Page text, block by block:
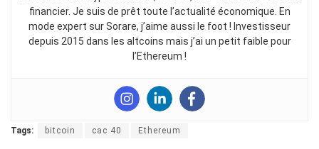
financier. Je suis de prêt toute l’actualité économique. En
mode expert sur Sorare, j’aime aussi le foot ! Investisseur
depuis 2015 dans les altcoins mais j’ai un petit faible pour
l’Ethereum !
Tags: bitcoin cac 40 Ethereum